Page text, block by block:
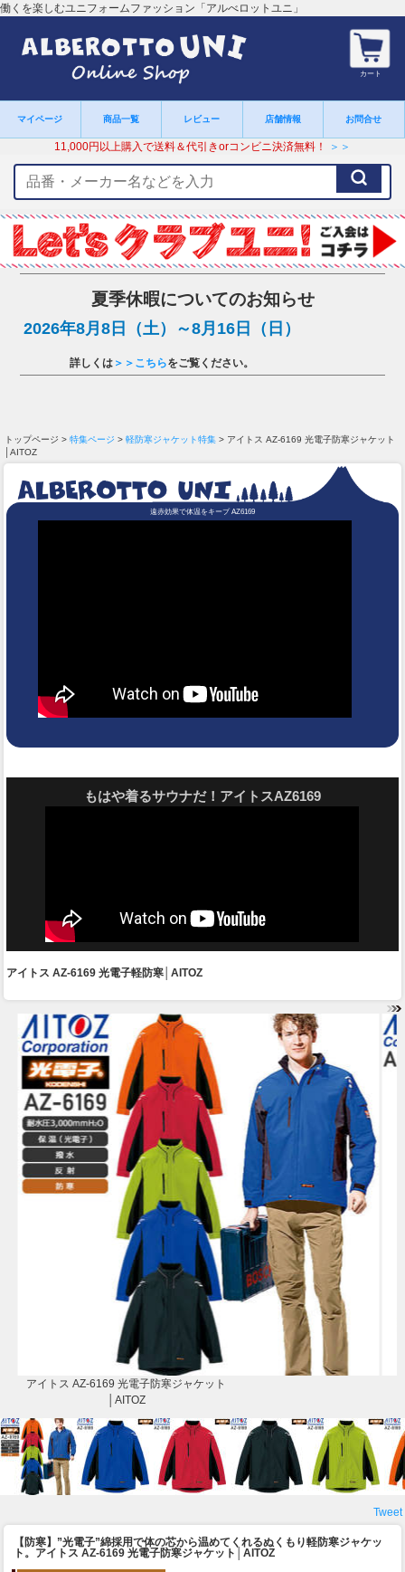
働くを楽しむユニフォームファッション「アルべロットユニ」
カート
マイページ 商品一覧 レビュー 店舗情報 お問合せ
11,000円以上購入で送料＆代引きorコンビニ決済無料！ ＞＞
ー
ワ
ー
ド
夏季休暇についてのお知らせ
2026年8月8日（土）～8月16日（日）
詳しくは ＞＞こちらをご覧ください。
トップページ > 特集ページ > 軽防寒ジャケット特集 > アイトス AZ-6169 光電子防寒ジャケット
│AITOZ
遠赤効果で体温をキープ AZ6169
もはや着るサウナだ！アイトスAZ6169
アイトス AZ-6169 光電子軽防寒│AITOZ
アイトス AZ-6169 光電子防寒ジャケット
│AITOZ
Tweet
【防寒】”光電子”綿採用で体の芯から温めてくれるぬくもり軽防寒ジャケッ
ト。 アイトス AZ-6169 光電子防寒ジャケット│AITOZ